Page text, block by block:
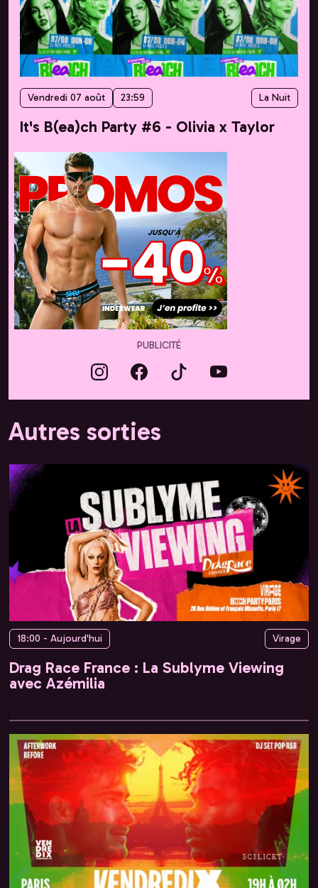
Vendredi 07 août 23:59 La Nuit
It's B(ea)ch Party #6 - Olivia x Taylor
PUBLICITÉ
Autres sorties
18:00 - Aujourd'hui Virage
Drag Race France : La Sublyme Viewing
avec Azémilia